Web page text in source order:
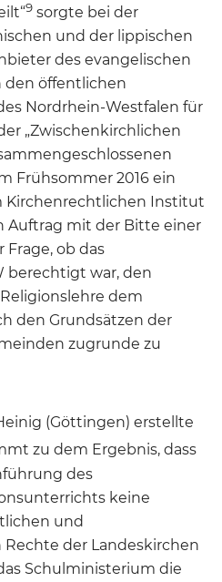
9 sorgte bei der
und der lippischen
des evangelischen
den öffentlichen
Nordrhein-Westfalen für
„Zwischenkirchlichen
Frühsommer 2016 ein
Kirchenrechtlichen Institut
Auftrag mit der Bitte einer
ob das
berechtigt war, den
dem
den Grundsätzen der
zugrunde zu
(Göttingen) erstellte
zu dem Ergebnis, dass
des
keine
und
der Landeskirchen
Schulministerium die